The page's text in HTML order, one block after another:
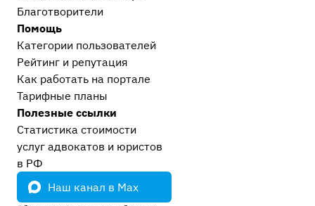
Благотворители
Помощь
Категории пользователей
Рейтинг и репутация
Как работать на портале
Тарифные планы
Полезные ссылки
Статистика стоимости
услуг адвокатов и юристов
в РФ
Наш канал в Max